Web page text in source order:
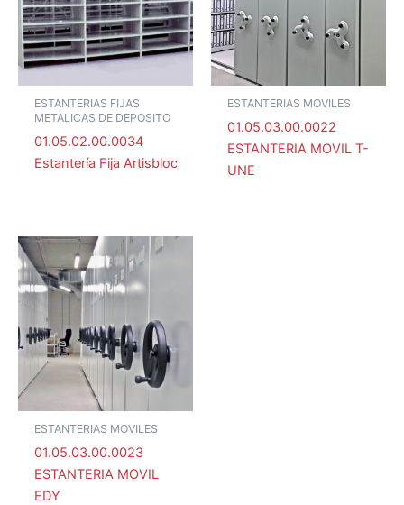
ESTANTERIAS FIJAS
METALICAS DE DEPOSITO
01.05.02.00.0034
Estantería Fija Artisbloc
ESTANTERIAS MOVILES
01.05.03.00.0022
ESTANTERIA MOVIL T-
UNE
ESTANTERIAS MOVILES
01.05.03.00.0023
ESTANTERIA MOVIL
EDY